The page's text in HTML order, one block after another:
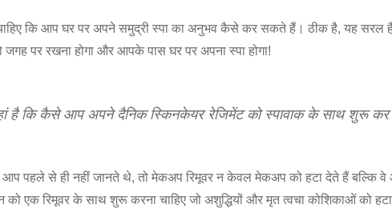
कि आप घर पर अपने समुद्री स्पा का अनुभव कैसे कर सकते हैं। ठीक है, यह सरल
पर रखना होगा और आपके पास घर पर अपना स्पा होगा!
है कि कैसे आप अपने दैनिक स्किनकेयर रेजिमेंट को स्पावाक के साथ शुरू
पहले से ही नहीं जानते थे, तो मेकअप रिमूवर न केवल मेकअप को हटा देते हैं बल्कि वे
एक रिमूवर के साथ शुरू करना चाहिए जो अशुद्धियों और मृत त्वचा कोशिकाओं को